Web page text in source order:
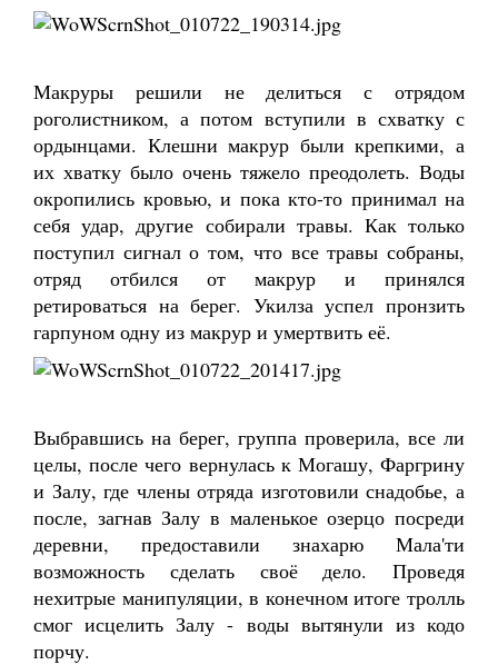
Макруры решили не делиться с отрядом
роголистником, а потом вступили в схватку с
ордынцами. Клешни макрур были крепкими, а
их хватку было очень тяжело преодолеть. Воды
окропились кровью, и пока кто-то принимал на
себя удар, другие собирали травы. Как только
поступил сигнал о том, что все травы собраны,
отряд отбился от макрур и принялся
ретироваться на берег. Укилза успел пронзить
гарпуном одну из макрур и умертвить её.
Выбравшись на берег, группа проверила, все ли
целы, после чего вернулась к Могашу, Фаргрину
и Залу, где члены отряда изготовили снадобье, а
после, загнав Залу в маленькое озерцо посреди
деревни, предоставили знахарю Мала'ти
возможность сделать своё дело. Проведя
нехитрые манипуляции, в конечном итоге тролль
смог исцелить Залу - воды вытянули из кодо
порчу.